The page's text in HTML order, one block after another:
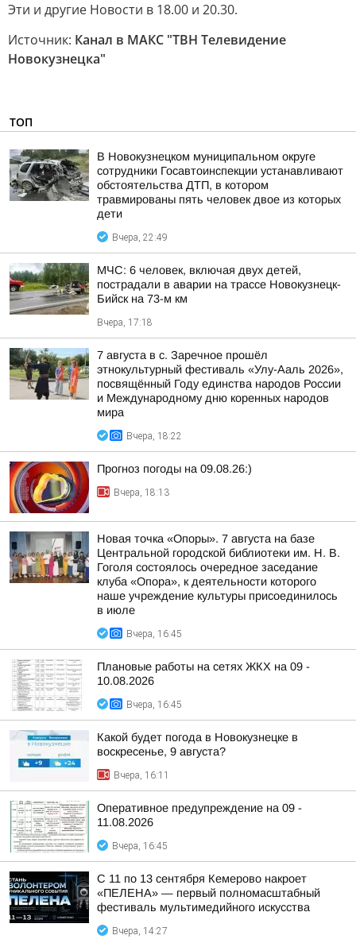
Эти и другие Новости в 18.00 и 20.30.
Источник: Канал в МАКС "ТВН Телевидение
Новокузнецка"
ТОП
В Новокузнецком муниципальном округе
сотрудники Госавтоинспекции устанавливают
обстоятельства ДТП, в котором
травмированы пять человек двое из которых
дети
Вчера, 22:49
МЧС: 6 человек, включая двух детей,
пострадали в аварии на трассе Новокузнецк-
Бийск на 73-м км
Вчера, 17:18
7 августа в с. Заречное прошёл
этнокультурный фестиваль «Улу-Ааль 2026»,
посвящённый Году единства народов России
и Международному дню коренных народов
мира
Вчера, 18:22
Прогноз погоды на 09.08.26:)
Вчера, 18:13
Новая точка «Опоры». 7 августа на базе
Центральной городской библиотеки им. Н. В.
Гоголя состоялось очередное заседание
клуба «Опора», к деятельности которого
наше учреждение культуры присоединилось
в июле
Вчера, 16:45
Плановые работы на сетях ЖКХ на 09 -
10.08.2026
Вчера, 16:45
Какой будет погода в Новокузнецке в
воскресенье, 9 августа?
Вчера, 16:11
Оперативное предупреждение на 09 -
11.08.2026
Вчера, 16:45
С 11 по 13 сентября Кемерово накроет
«ПЕЛЕНА» — первый полномасштабный
фестиваль мультимедийного искусства
Вчера, 14:27